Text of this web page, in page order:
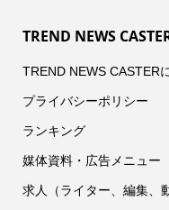
TREND NEWS
TREND NEWS CASTER
プライバシーポリシー
ランキング
媒体資料・広告メニュー
求人（ライター、編集、